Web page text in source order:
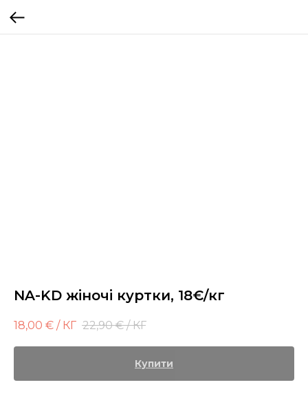
NA-KD жіночі куртки, 18€/кг
18,00 € / КГ 22,90 € / КГ
Купити